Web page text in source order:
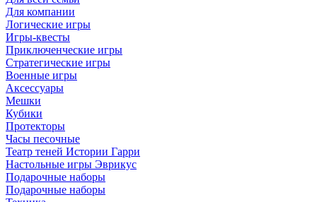
Для компании
Логические игры
Игры-квесты
Приключенческие игры
Стратегические игры
Военные игры
Аксессуары
Мешки
Кубики
Протекторы
Часы песочные
Театр теней Истории Гарри
Настольные игры Эврикус
Подарочные наборы
Подарочные наборы